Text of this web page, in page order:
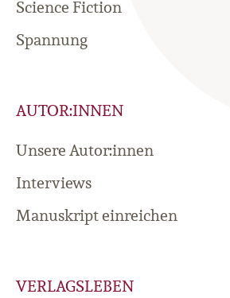
Science Fiction
Spannung
AUTOR:INNEN
Unsere Autor:innen
Interviews
Manuskript einreichen
VERLAGSLEBEN